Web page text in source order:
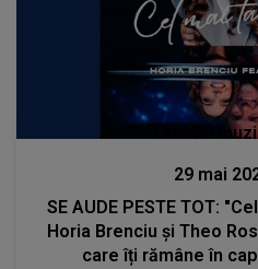
Lansări
29 mai
SE AUDE PESTE TOT:
Horia Brenciu și Theo
care îți rămâne în